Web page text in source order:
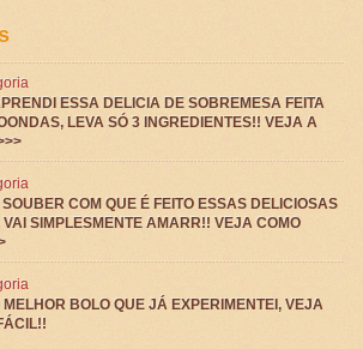
ESSA DELICIA DE SOBREMESA FEITA
LEVA SÓ 3 INGREDIENTES!! VEJA A
COM QUE É FEITO ESSAS DELICIOSAS
SIMPLESMENTE AMARR!! VEJA COMO
MELHOR BOLO QUE JÁ EXPERIMENTEI, VEJA